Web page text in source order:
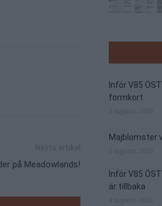
på Meadowlands!
Inför V85
formkort
Majblomster
Inför V85
är tillbaka